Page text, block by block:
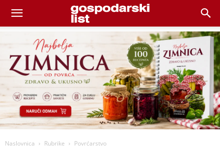
Naslovnica Rubrike Povrćarstvo